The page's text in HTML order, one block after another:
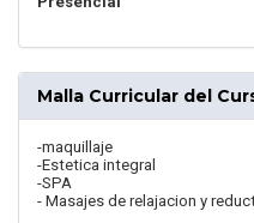
Malla Curricular del
-maquillaje
-Estetica integral
-SPA
- Masajes de relajacion y